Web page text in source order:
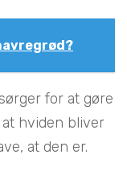
for at gøre
hviden bliver
at den er.